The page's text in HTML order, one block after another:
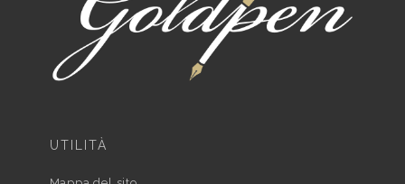
UTILITÀ